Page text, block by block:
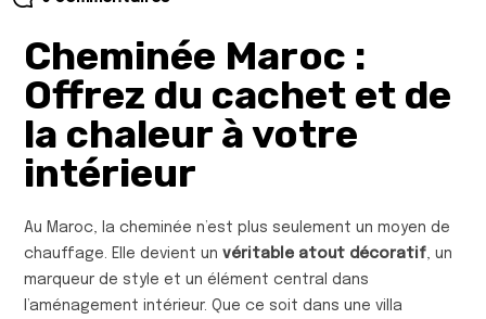
Cheminée Maroc :
Offrez du cachet et de
la chaleur à votre
intérieur
Au Maroc, la cheminée n’est plus seulement un moyen de
chauffage. Elle devient un véritable atout décoratif, un
marqueur de style et un élément central dans
l’aménagement intérieur. Que ce soit dans une villa